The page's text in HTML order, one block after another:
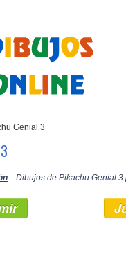
Genial 3
: Dibujos de Pikachu Genial